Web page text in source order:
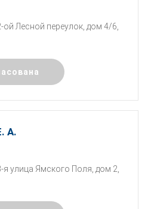
ой Лесной переулок, дом 4/6,
А.
я улица Ямского Поля, дом 2,